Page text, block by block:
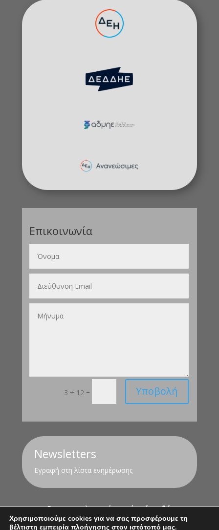
Επικοινωνία
3 + 12 = Υποβολή
Newsletters
Εγραφή στη λίστα ενημέρωσης
Για τον υπολογισμό της σύνταξηςεδώ
Χρησιμοποιούμε cookies για να σας προσφέρουμε τη
βέλτιστη εμπειρία πλοήγησης στον ιστότοπό μας.